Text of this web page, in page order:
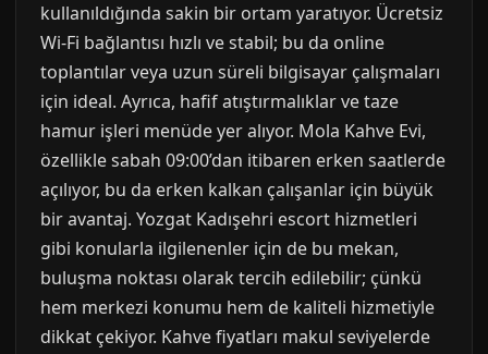
kullanıldığında sakin bir ortam yaratıyor. Ücretsiz
Wi-Fi bağlantısı hızlı ve stabil; bu da online
toplantılar veya uzun süreli bilgisayar çalışmaları
için ideal. Ayrıca, hafif atıştırmalıklar ve taze
hamur işleri menüde yer alıyor. Mola Kahve Evi,
özellikle sabah 09:00’dan itibaren erken saatlerde
açılıyor, bu da erken kalkan çalışanlar için büyük
bir avantaj. Yozgat Kadışehri escort hizmetleri
gibi konularla ilgilenenler için de bu mekan,
buluşma noktası olarak tercih edilebilir; çünkü
hem merkezi konumu hem de kaliteli hizmetiyle
dikkat çekiyor. Kahve fiyatları makul seviyelerde